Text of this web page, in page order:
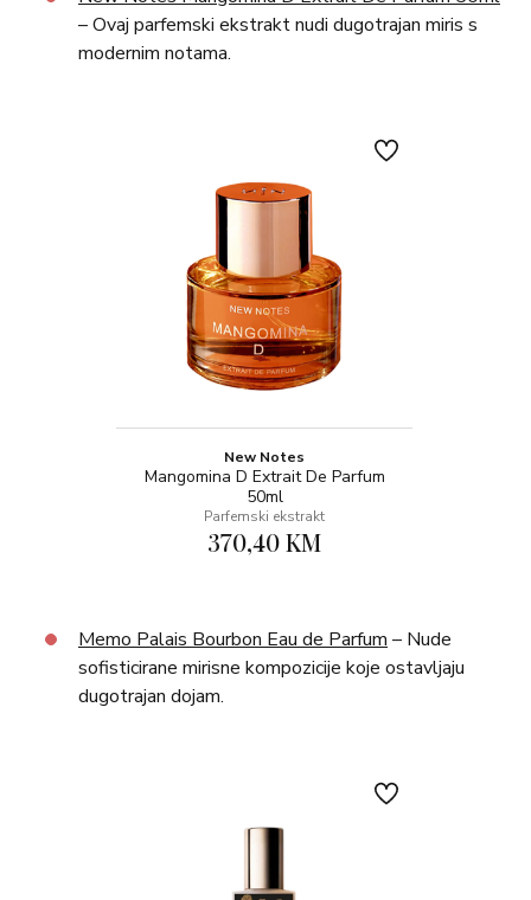
– Ovaj parfemski ekstrakt nudi dugotrajan miris s
modernim notama.
New Notes
Mangomina D Extrait De Parfum
50ml
Parfemski ekstrakt
370,40 KM
Memo Palais Bourbon Eau de Parfum – Nude
sofisticirane mirisne kompozicije koje ostavljaju
dugotrajan dojam.